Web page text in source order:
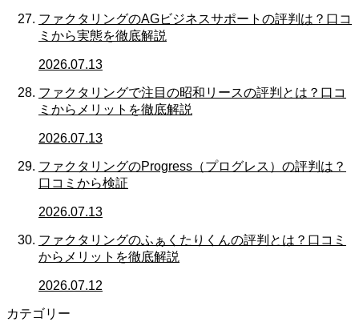
ファクタリングのAGビジネスサポートの評判は？口コ
ミから実態を徹底解説
2026.07.13
ファクタリングで注目の昭和リースの評判とは？口コ
ミからメリットを徹底解説
2026.07.13
ファクタリングのProgress（プログレス）の評判は？
口コミから検証
2026.07.13
ファクタリングのふぁくたりくんの評判とは？口コミ
からメリットを徹底解説
2026.07.12
カテゴリー